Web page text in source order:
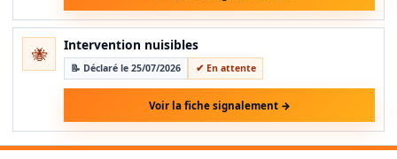
🐝 Intervention nuisibles
📝 Déclaré le 25/07/2026 ✔ En attente
Voir la fiche signalement →